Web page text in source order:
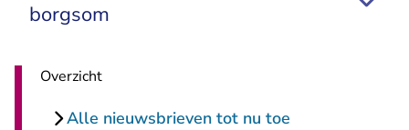
borgsom
Overzicht
Alle nieuwsbrieven tot nu toe